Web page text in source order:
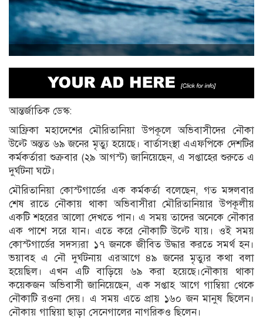
আন্তর্জাতিক ডেস্ক:
আফ্রিকা মহাদেশের মৌরিতানিয়া উপকূলে অভিবাসীদের নৌকা
উল্টে অন্তত ৬৯ জনের মৃত্যু হয়েছে। বার্তাসংস্থা এএফপিকে দেশটির
কর্মকর্তারা শুক্রবার (২৯ আগস্ট) জানিয়েছেন, এ সপ্তাহের শুরুতে এ
দুর্ঘটনা ঘটে।
মৌরিতানিয়া কোস্টগার্ডের এক কর্মকর্তা বলেছেন, গত মঙ্গলবার
শেষ রাতে নৌকায় থাকা অভিবাসীরা মৌরিতানিয়ার উপকূলীয়
একটি শহরের আলো দেখতে পান। এ সময় তাদের অনেকে নৌকার
এক পাশে সরে যান। এতে করে নৌকাটি উল্টে যায়। ওই সময়
কোস্টগার্ডের সদস্যরা ১৭ জনকে জীবিত উদ্ধার করতে সমর্থ হন।
ভয়াবহ এ নৌ দুর্ঘটনায় এরআগে ৪৯ জনের মৃত্যুর কথা বলা
হয়েছিল। এখন এটি বাড়িয়ে ৬৯ করা হয়েছে।নৌকায় থাকা
কয়েকজন অভিবাসী জানিয়েছেন, এক সপ্তাহ আগে গাম্বিয়া থেকে
নৌকাটি রওনা দেয়। এ সময় এতে প্রায় ১৬০ জন মানুষ ছিলেন।
নৌকায় গাম্বিয়া ছাড়া সেনেগালের নাগরিকও ছিলেন।